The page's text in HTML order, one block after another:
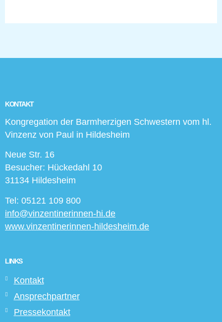
KONTAKT
Kongregation der Barmherzigen Schwestern vom hl.
Vinzenz von Paul in Hildesheim
Neue Str. 16
Besucher: Hückedahl 10
31134 Hildesheim
Tel: 05121 109 800
info@vinzentinerinnen-hi.de
www.vinzentinerinnen-hildesheim.de
LINKS
Kontakt
Ansprechpartner
Pressekontakt